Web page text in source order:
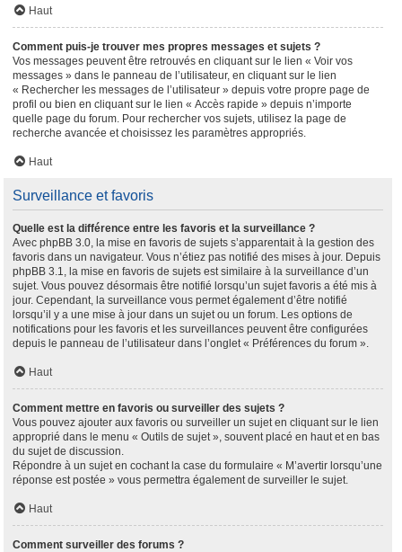
Haut
Comment puis-je trouver mes propres messages et sujets ?
Vos messages peuvent être retrouvés en cliquant sur le lien « Voir vos
messages » dans le panneau de l’utilisateur, en cliquant sur le lien
« Rechercher les messages de l’utilisateur » depuis votre propre page de
profil ou bien en cliquant sur le lien « Accès rapide » depuis n’importe
quelle page du forum. Pour rechercher vos sujets, utilisez la page de
recherche avancée et choisissez les paramètres appropriés.
Haut
Surveillance et favoris
Quelle est la différence entre les favoris et la surveillance ?
Avec phpBB 3.0, la mise en favoris de sujets s’apparentait à la gestion des
favoris dans un navigateur. Vous n’étiez pas notifié des mises à jour. Depuis
phpBB 3.1, la mise en favoris de sujets est similaire à la surveillance d’un
sujet. Vous pouvez désormais être notifié lorsqu’un sujet favoris a été mis à
jour. Cependant, la surveillance vous permet également d’être notifié
lorsqu’il y a une mise à jour dans un sujet ou un forum. Les options de
notifications pour les favoris et les surveillances peuvent être configurées
depuis le panneau de l’utilisateur dans l’onglet « Préférences du forum ».
Haut
Comment mettre en favoris ou surveiller des sujets ?
Vous pouvez ajouter aux favoris ou surveiller un sujet en cliquant sur le lien
approprié dans le menu « Outils de sujet », souvent placé en haut et en bas
du sujet de discussion.
Répondre à un sujet en cochant la case du formulaire « M’avertir lorsqu’une
réponse est postée » vous permettra également de surveiller le sujet.
Haut
Comment surveiller des forums ?